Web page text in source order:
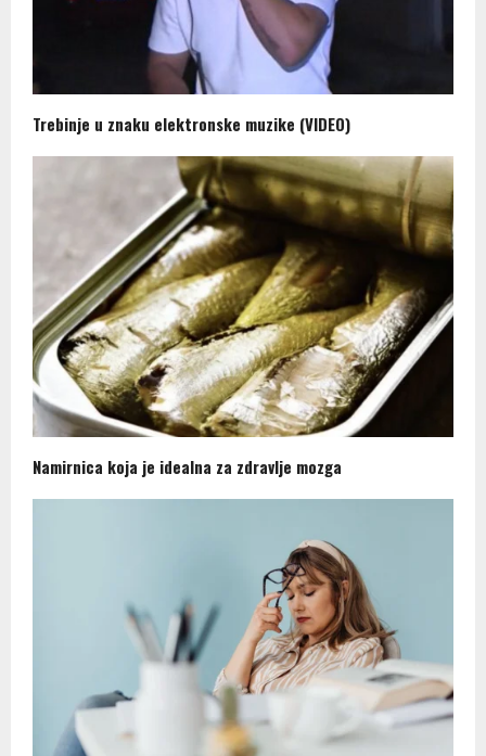
Trebinje u znaku elektronske muzike (VIDEO)
Namirnica koja je idealna za zdravlje mozga